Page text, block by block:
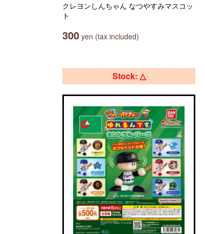
クレヨンしんちゃん なつやすみマスコッ
ト
300 yen (tax included)
Stock: △